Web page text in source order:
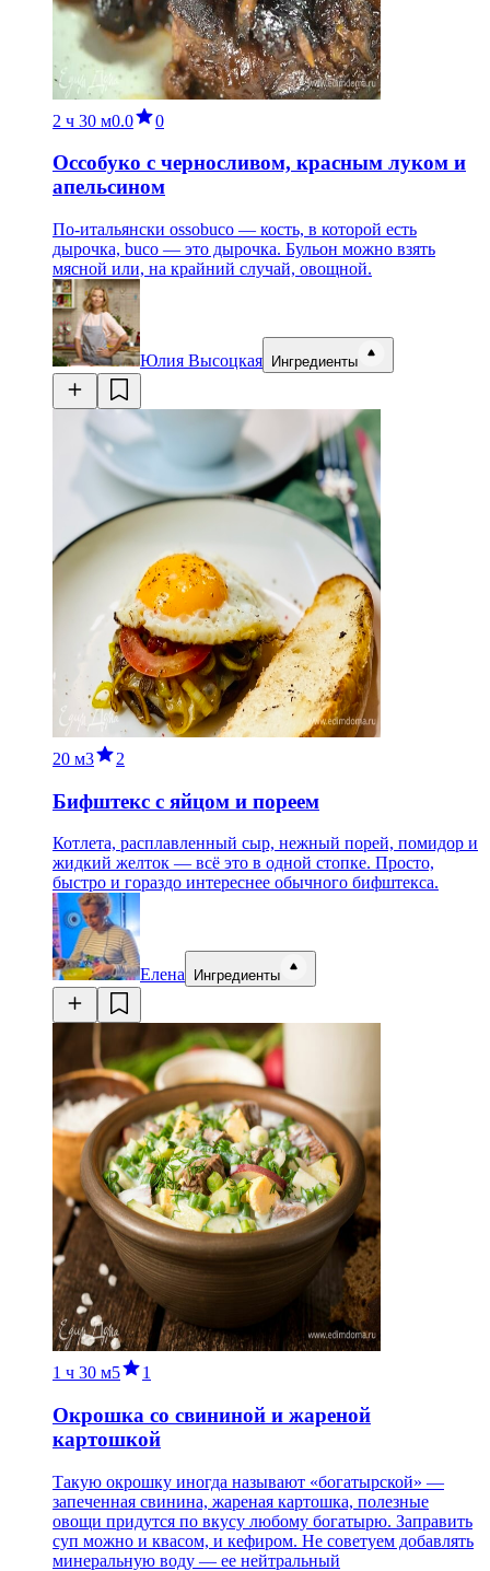
2 ч 30 м0.0 0
Оссобуко с черносливом, красным луком и
апельсином
По-итальянски ossobuco — кость, в которой есть
дырочка, buco — это дырочка. Бульон можно взять
мясной или, на крайний случай, овощной.
Юлия Высоцкая Ингредиенты
20 м3 2
Бифштекс с яйцом и пореем
Котлета, расплавленный сыр, нежный порей, помидор и
жидкий желток — всё это в одной стопке. Просто,
быстро и гораздо интереснее обычного бифштекса.
Елена Ингредиенты
1 ч 30 м5 1
Окрошка со свининой и жареной
картошкой
Такую окрошку иногда называют «богатырской» —
запеченная свинина, жареная картошка, полезные
овощи придутся по вкусу любому богатырю. Заправить
суп можно и квасом, и кефиром. Не советуем добавлять
минеральную воду — ее нейтральный